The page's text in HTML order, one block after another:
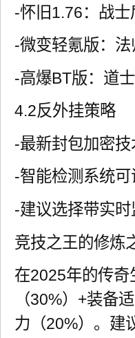
-怀旧1.76：战
-微变轻氪版：
-高爆BT版：道
4.2反外挂策略
-最新封包加密
-智能检测系统
-建议选择带实
竞技之王的修炼
在2025年的传
（30%）+装备
力（20%）。建